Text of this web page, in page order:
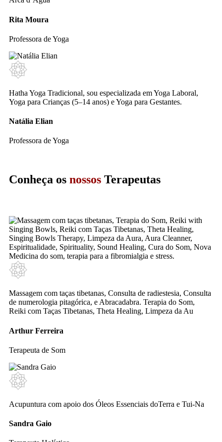
Rita Moura
Professora de Yoga
Hatha Yoga Tradicional, sou especializada em Yoga Laboral,
Yoga para Crianças (5–14 anos) e Yoga para Gestantes.
Natália Elian
Professora de Yoga
Conheça os nossos Terapeutas
Massagem com taças tibetanas, Consulta de radiestesia, Consulta
de numerologia pitagórica, e Abracadabra. Terapia do Som,
Reiki com Taças Tibetanas, Theta Healing, Limpeza da Au
Arthur Ferreira
Terapeuta de Som
Acupuntura com apoio dos Óleos Essenciais doTerra e Tui-Na
Sandra Gaio